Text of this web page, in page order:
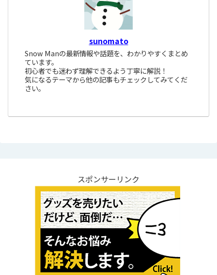
sunomato
Snow Manの最新情報や話題を、わかりやすくまとめ
ています。
初心者でも迷わず理解できるよう丁寧に解説！
気になるテーマから他の記事もチェックしてみてくだ
さい。
スポンサーリンク